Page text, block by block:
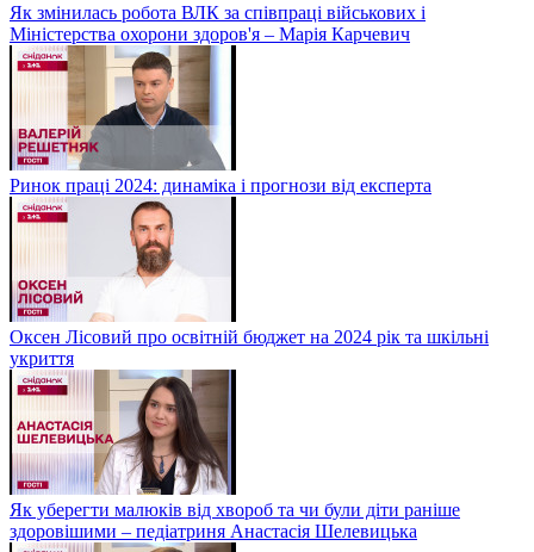
Як змінилась робота ВЛК за співпраці військових і
Міністерства охорони здоров'я – Марія Карчевич
Ринок праці 2024: динаміка і прогнози від експерта
Оксен Лісовий про освітній бюджет на 2024 рік та шкільні
укриття
Як уберегти малюків від хвороб та чи були діти раніше
здоровішими – педіатриня Анастасія Шелевицька